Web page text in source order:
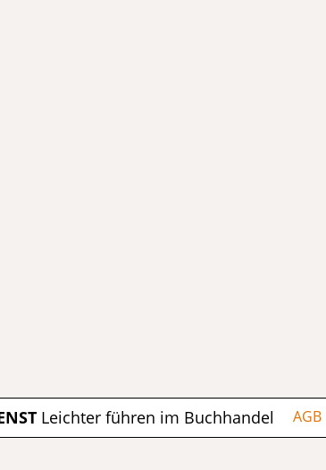
Leichter führen im Buchhandel AGB